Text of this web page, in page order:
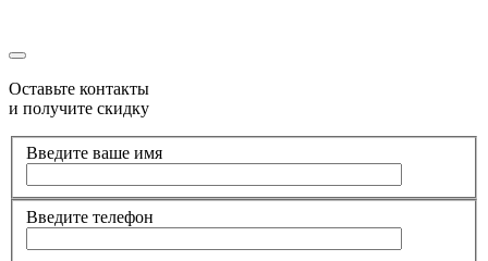
Оставьте контакты
и получите скидку
Введите ваше имя
Введите телефон